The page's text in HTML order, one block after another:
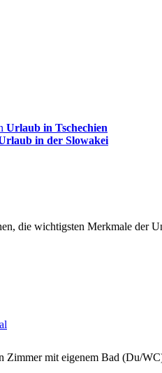
Urlaub in Tschechien
in der Slowakei
die wichtigsten Merkmale der
Zimmer mit eigenem Bad (Du/